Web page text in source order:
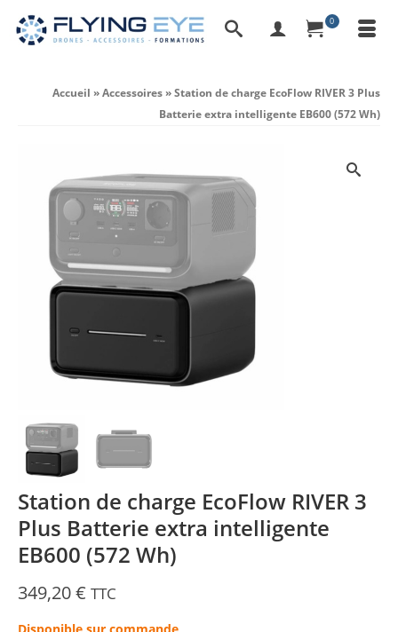
0
Accueil »Accessoires»Station de charge EcoFlow RIVER 3 Plus
Batterie extra intelligente EB600 (572 Wh)
Station de charge EcoFlow RIVER 3
Plus Batterie extra intelligente
EB600 (572 Wh)
349,20€ TTC
Disponible sur commande